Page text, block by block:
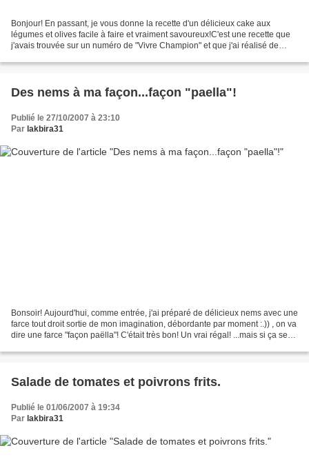
Bonjour! En passant, je vous donne la recette d'un délicieux cake aux
légumes et olives facile à faire et vraiment savoureux!C'est une recette que
j'avais trouvée sur un numéro de "Vivre Champion" et que j'ai réalisé de
Des nems à ma façon...façon "paella"!
Publié le 27/10/2007 à 23:10
Par lakbira31
Bonsoir! Aujourd'hui, comme entrée, j'ai préparé de délicieux nems avec une
farce tout droit sortie de mon imagination, débordante par moment :.)) , on va
dire une farce "façon paëlla"! C'était très bon! Un vrai régal! ...mais si ça se
Salade de tomates et poivrons frits.
Publié le 01/06/2007 à 19:34
Par lakbira31